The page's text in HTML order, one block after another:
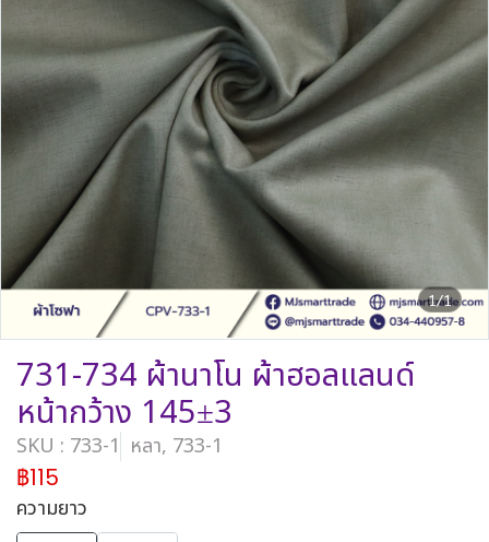
1/1
731-734 ผ้านาโน ผ้าฮอลแลนด์
หน้ากว้าง 145±3
SKU : 733-1 หลา, 733-1
฿115
ความยาว